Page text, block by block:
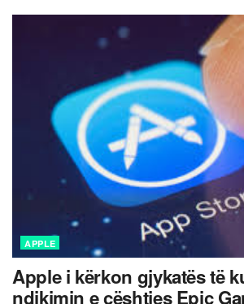
APPLE
Apple i kërkon gjykatës të
ndikimin e çështjes Epic